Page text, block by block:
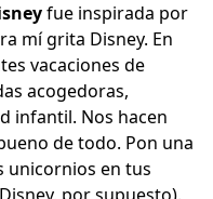
fue inspirada por
mí grita Disney. En
vacaciones de
acogedoras,
infantil. Nos hacen
de todo. Pon una
unicornios en tus